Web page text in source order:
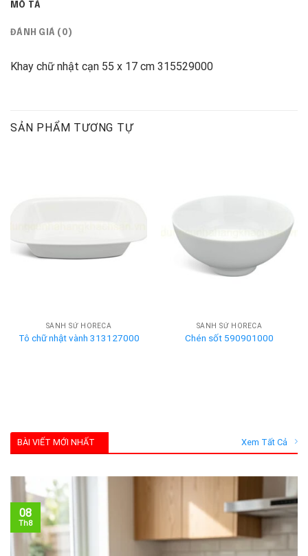
MÔ TẢ
ĐÁNH GIÁ (0)
Khay chữ nhật cạn 55 x 17 cm 315529000
SẢN PHẨM TƯƠNG TỰ
SÀNH SỨ HORECA
Tô chữ nhật vành 313127000
SÀNH SỨ HORECA
Chén sốt 590901000
BÀI VIẾT MỚI NHẤT Xem Tất Cả
08
Th8